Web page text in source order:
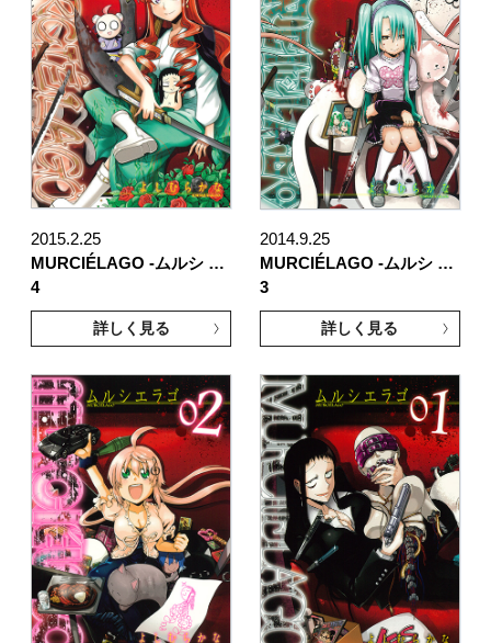
2015.2.25
MURCIÉLAGO -ムルシ …
4
詳しく見る
2014.9.25
MURCIÉLAGO -ムルシ …
3
詳しく見る